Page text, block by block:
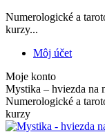
Skip
to
Numerologické a
kurzy...
Facebook
opens
in
new
window
opens
in
new
window
Instagram
opens
in
new
window
YouTube
opens
in
new
window
Linkedin
opens
in
new
window
Pinterest
opens
in
new
window
Môj účet
Moje konto
Mystika – hviezda na
Numerologické a
kurzy